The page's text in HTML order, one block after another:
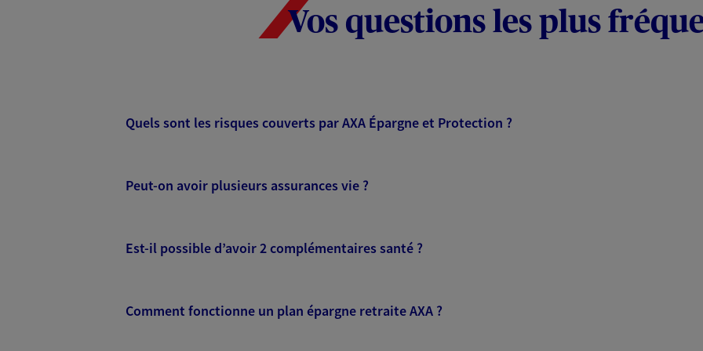
Vos questions les plus
Quels sont les risques couverts par AXA Épargne et Protection ?
Peut-on avoir plusieurs assurances vie ?
Est-il possible d’avoir 2 complémentaires santé ?
Comment fonctionne un plan épargne retraite AXA ?